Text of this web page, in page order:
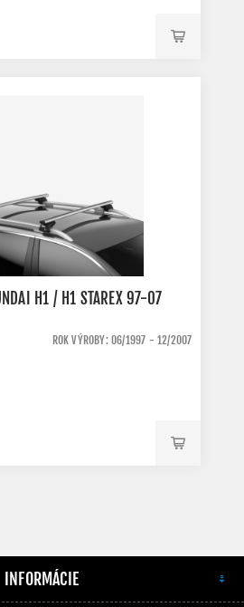
H1 / H1 STAREX 97-07
ROK VÝROBY: 06/1997 - 12/2007
INFORMÁCIE